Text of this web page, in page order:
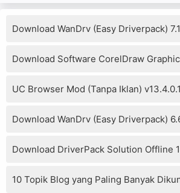
UC Browser Mod (Tanpa Iklan)
Download WanDrv (Easy Driverpack)
10 Topik Blog yang Paling Banyak